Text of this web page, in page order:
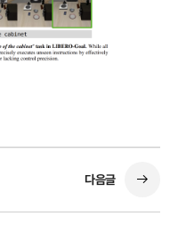
다음글